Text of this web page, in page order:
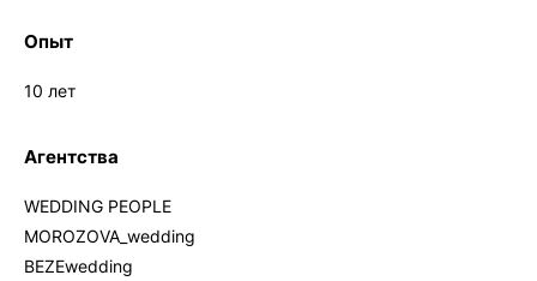
Опыт
10 лет
Агентства
WEDDING PEOPLE
MOROZOVA_wedding
BEZEwedding